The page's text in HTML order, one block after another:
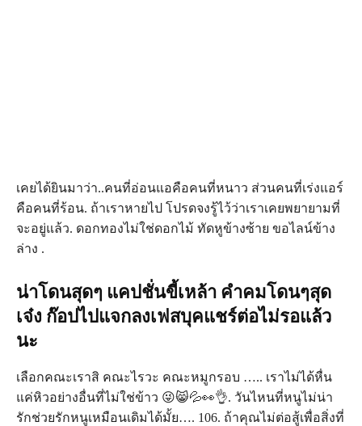
เคยได้ยินมาว่า..คนที่อ่อนแอคือคนที่หนาว ส่วนคนที่เร่งแอร์
คือคนที่ร้อน. ถ้าเราหายไป โปรดจงรู้ไว้ว่าเราเคยพยายามที่
จะอยู่แล้ว. ดอกทองไม่ใช่ดอกไม้ ทัดหูข้างซ้าย ขอไลน์ข้าง
ล่าง .
น่าโดนสุดๆ แคปชั่นขี้เหล้า คำคมโดนๆสุด
เจ๋ง ก๊อปไปแจกลงเฟสบุคแชร์ต่อไม่รอแล้ว
นะ
เลือกคณะเราสิ คณะไรวะ คณะหมูกรอบ ….. เราไม่ได้หื่น
แค่หิวอย่างอื่นที่ไม่ใช่ข้าว 😜😸💦👀👌. วันไหนที่หนูไม่น่า
รักช่วยรักหนูเหมือนเดิมได้มั้ย…. 106. ถ้าคุณไม่ต่อสู้เพื่อสิ่งที่